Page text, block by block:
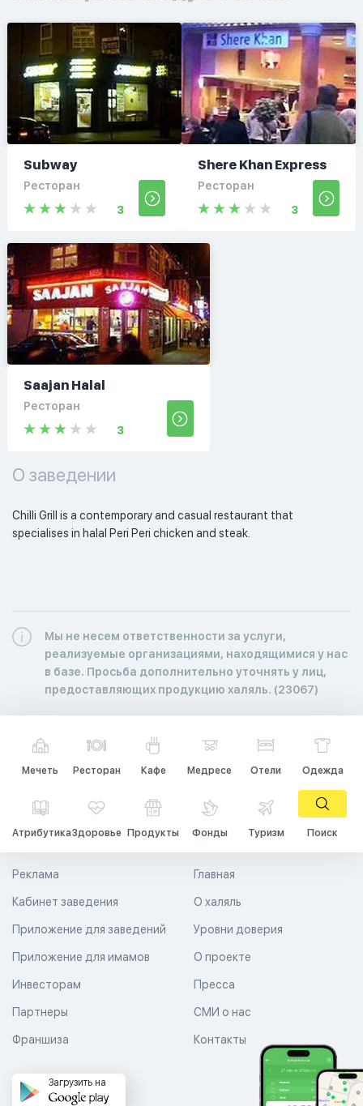
Subway
Ресторан
3
Shere Khan Express
Ресторан
3
Saajan Halal
Ресторан
3
О заведении
Chilli Grill is a contemporary and casual restaurant that
specialises in halal Peri Peri chicken and steak.
Мы не несем ответственности за услуги,
реализуемые организациями, находящимися у нас
в базе. Просьба дополнительно уточнять у лиц,
предоставляющих продукцию халяль. (23067)
Мечеть Ресторан Кафе Медресе Отели Одежда
АтрибутикаЗдоровье Продукты Фонды Туризм Поиск
Главная
О халяль
Уровни доверия
Реклама
Кабинет заведения
Приложение для заведений
Приложение для имамов О проекте
Пресса
СМИ о нас
Контакты
Инвесторам
Партнеры
Франшиза
Загрузить на